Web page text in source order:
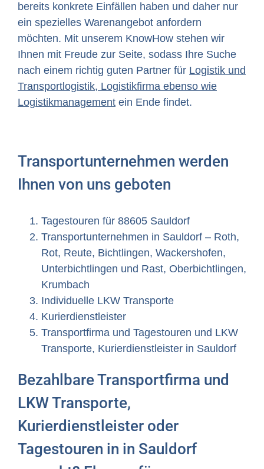
bereits konkrete Einfällen haben und daher nur
ein spezielles Warenangebot anfordern
möchten. Mit unserem KnowHow stehen wir
Ihnen mit Freude zur Seite, sodass Ihre Suche
nach einem richtig guten Partner für Logistik und
Transportlogistik, Logistikfirma ebenso wie
Logistikmanagement ein Ende findet.
Transportunternehmen werden
Ihnen von uns geboten
Tagestouren für 88605 Sauldorf
Transportunternehmen in Sauldorf – Roth,
Rot, Reute, Bichtlingen, Wackershofen,
Unterbichtlingen und Rast, Oberbichtlingen,
Krumbach
Individuelle LKW Transporte
Kurierdienstleister
Transportfirma und Tagestouren und LKW
Transporte, Kurierdienstleister in Sauldorf
Bezahlbare Transportfirma und
LKW Transporte,
Kurierdienstleister oder
Tagestouren in in Sauldorf